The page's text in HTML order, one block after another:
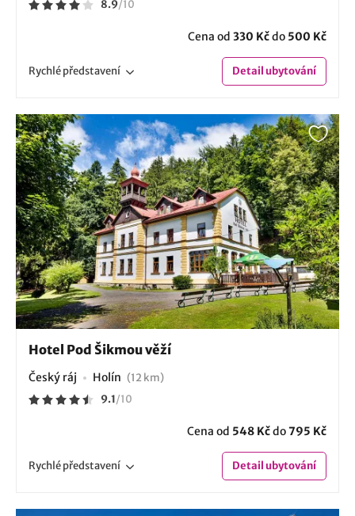
8.9/10
Cena od 330 Kčdo 500 Kč
Rychlépředstavení Detailubytování
Hotel Pod Šikmou věží
Český ráj Holín (12 km)
9.1/10
Cena od 548 Kčdo795 Kč
Rychlépředstavení Detailubytování